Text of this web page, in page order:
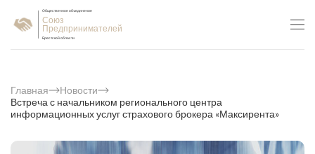
Общественное объединение
Союз
Предпринимателей
Брестской области
Главная
Новости
Встреча с начальником регионального центра
информационных услуг страхового брокера «Максирента»